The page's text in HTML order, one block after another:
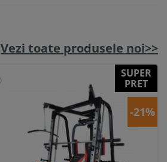
SUPER
PRET
-21%
Vezi toate produsele noi>>